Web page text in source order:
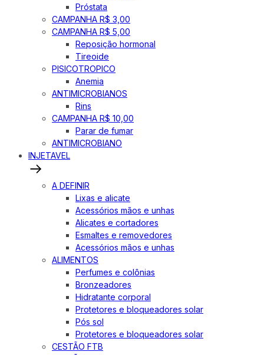
Próstata
CAMPANHA R$ 3,00
CAMPANHA R$ 5,00
Reposição hormonal
Tireoide
PISICOTROPICO
Anemia
ANTIMICROBIANOS
Rins
CAMPANHA R$ 10,00
Parar de fumar
ANTIMICROBIANO
INJETAVEL
A DEFINIR
Lixas e alicate
Acessórios mãos e unhas
Alicates e cortadores
Esmaltes e removedores
Acessórios mãos e unhas
ALIMENTOS
Perfumes e colônias
Bronzeadores
Hidratante corporal
Protetores e bloqueadores solar
Pós sol
Protetores e bloqueadores solar
CESTÃO FTB